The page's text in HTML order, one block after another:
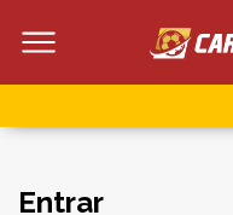
Entrar